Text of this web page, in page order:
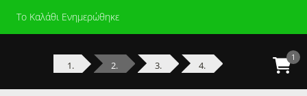
1. 2. 3. 4.
1
Το Καλάθι Ενημερώθηκε